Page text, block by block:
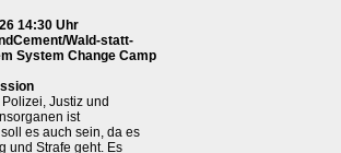
14:30 Uhr
Wald-statt-
System Change Camp
Justiz und
ist
es auch sein, da es
und Strafe geht. Es